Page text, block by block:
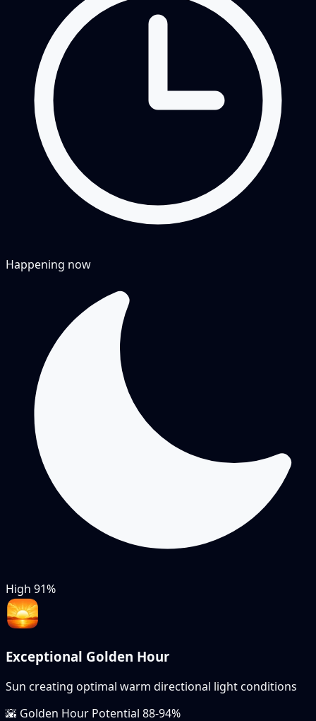
Happening now
High 91%
Exceptional Golden Hour
Sun creating optimal warm directional light conditions
🌇 Golden Hour Potential 88-94%